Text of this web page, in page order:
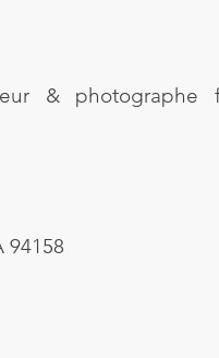
& photographe
94158